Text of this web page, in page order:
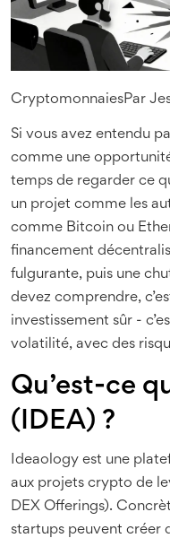
CryptomonnaiesPar
Si vous avez entendu
comme une
temps de regarder ce
un projet comme les
comme Bitcoin ou
financement
fulgurante, puis une
devez comprendre,
investissement sûr -
volatilité, avec des
Qu’est-ce
(IDEA) ?
Ideaology est une
aux projets crypto de
DEX Offerings).
startups peuvent créer